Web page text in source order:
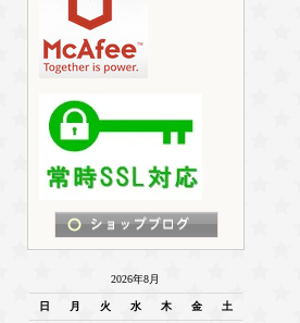
2026年8月
日 月 火 水 木 金 土